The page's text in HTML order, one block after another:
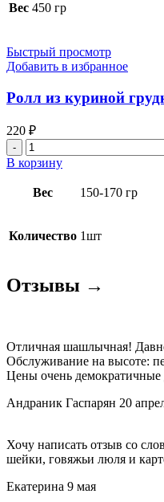
Вес 450 гр
Быстрый просмотр
Добавить в избранное
Ролл из куриной
220 ₽
Количество
товара
Ролл
из
В корзину
Вес 150-170 гр
Количество 1шт
Отзывы →
Отличная шашлычная!
Обслуживание на высоте:
Цены очень демократичные
Андраник Гаспарян 20
Хочу написать отзыв со
шейки, говяжьи люля и
Екатерина 9 мая